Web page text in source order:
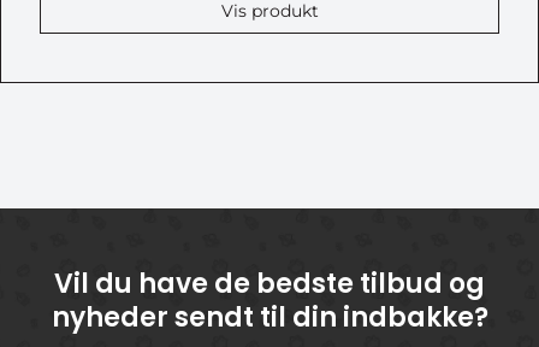
Vis produkt
Vil du have de bedste tilbud og
nyheder sendt til din indbakke?